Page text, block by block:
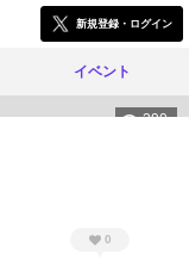
新規登録・ログイン
イベント
290
0